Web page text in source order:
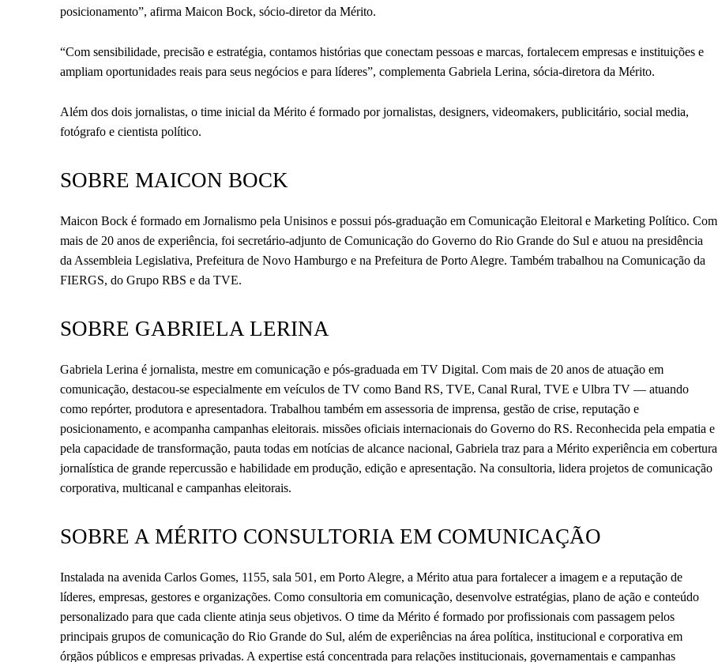
posicionamento”, afirma Maicon Bock, sócio-diretor da Mérito.
“Com sensibilidade, precisão e estratégia, contamos histórias que conectam pessoas e marcas, fortalecem empresas e instituições e
ampliam oportunidades reais para seus negócios e para líderes”, complementa Gabriela Lerina, sócia-diretora da Mérito.
Além dos dois jornalistas, o time inicial da Mérito é formado por jornalistas, designers, videomakers, publicitário, social media,
fotógrafo e cientista político.
SOBRE MAICON BOCK
Maicon Bock é formado em Jornalismo pela Unisinos e possui pós-graduação em Comunicação Eleitoral e Marketing Político. Com
mais de 20 anos de experiência, foi secretário-adjunto de Comunicação do Governo do Rio Grande do Sul e atuou na presidência
da Assembleia Legislativa, Prefeitura de Novo Hamburgo e na Prefeitura de Porto Alegre. Também trabalhou na Comunicação da
FIERGS, do Grupo RBS e da TVE.
SOBRE GABRIELA LERINA
Gabriela Lerina é jornalista, mestre em comunicação e pós-graduada em TV Digital. Com mais de 20 anos de atuação em
comunicação, destacou-se especialmente em veículos de TV como Band RS, TVE, Canal Rural, TVE e Ulbra TV — atuando
como repórter, produtora e apresentadora. Trabalhou também em assessoria de imprensa, gestão de crise, reputação e
posicionamento, e acompanha campanhas eleitorais. missões oficiais internacionais do Governo do RS. Reconhecida pela empatia e
pela capacidade de transformação, pauta todas em notícias de alcance nacional, Gabriela traz para a Mérito experiência em cobertura
jornalística de grande repercussão e habilidade em produção, edição e apresentação. Na consultoria, lidera projetos de comunicação
corporativa, multicanal e campanhas eleitorais.
SOBRE A MÉRITO CONSULTORIA EM COMUNICAÇÃO
Instalada na avenida Carlos Gomes, 1155, sala 501, em Porto Alegre, a Mérito atua para fortalecer a imagem e a reputação de
líderes, empresas, gestores e organizações. Como consultoria em comunicação, desenvolve estratégias, plano de ação e conteúdo
personalizado para que cada cliente atinja seus objetivos. O time da Mérito é formado por profissionais com passagem pelos
principais grupos de comunicação do Rio Grande do Sul, além de experiências na área política, institucional e corporativa em
órgãos públicos e empresas privadas. A expertise está concentrada para relações institucionais, governamentais e campanhas